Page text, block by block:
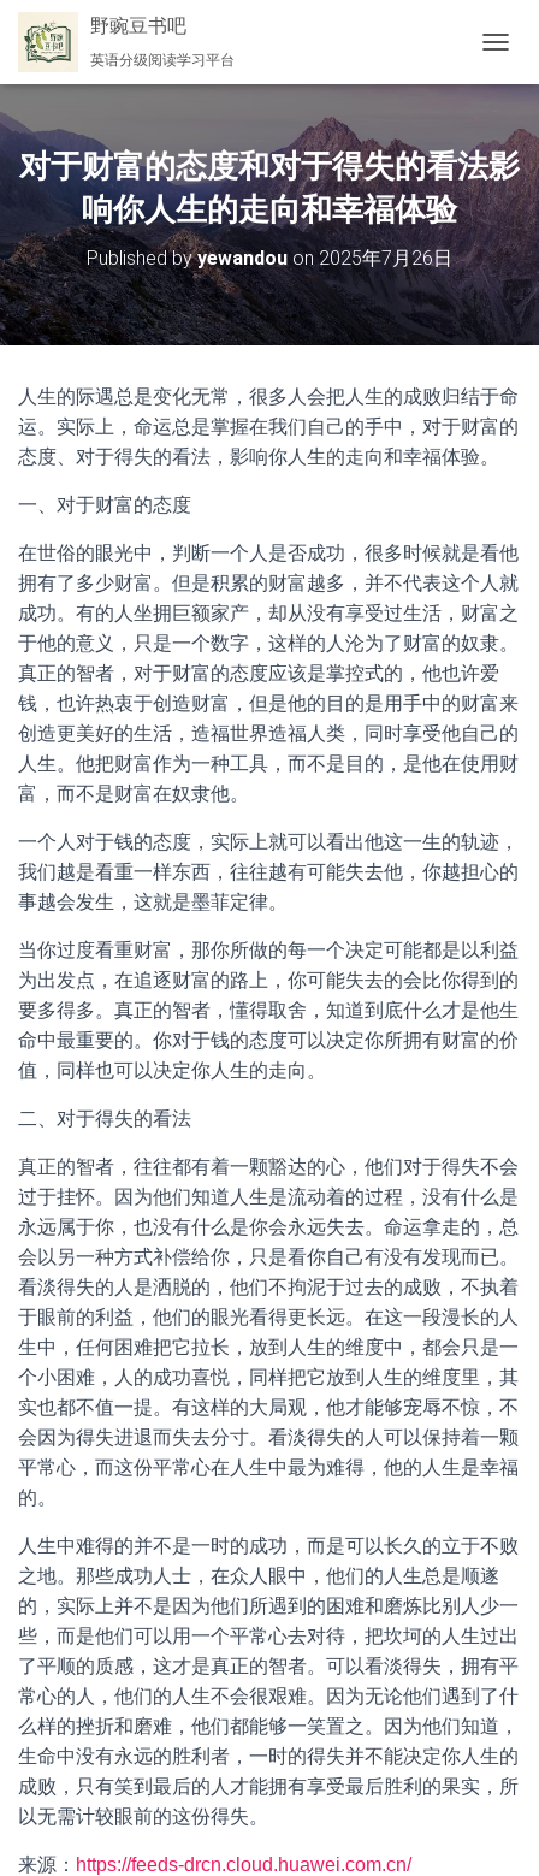
野豌豆书吧
英语分级阅读学习平台
换
对于财富的态度和对于得失的看法影
响你人生的走向和幸福体验
Published byyewandou on2025年7月26日
人生的际遇总是变化无常，很多人会把人生的成败归结于命
运。实际上，命运总是掌握在我们自己的手中，对于财富的
态度、对于得失的看法，影响你人生的走向和幸福体验。
一、对于财富的态度
在世俗的眼光中，判断一个人是否成功，很多时候就是看他
拥有了多少财富。但是积累的财富越多，并不代表这个人就
成功。有的人坐拥巨额家产，却从没有享受过生活，财富之
于他的意义，只是一个数字，这样的人沦为了财富的奴隶。
真正的智者，对于财富的态度应该是掌控式的，他也许爱
钱，也许热衷于创造财富，但是他的目的是用手中的财富来
创造更美好的生活，造福世界造福人类，同时享受他自己的
人生。他把财富作为一种工具，而不是目的，是他在使用财
富，而不是财富在奴隶他。
一个人对于钱的态度，实际上就可以看出他这一生的轨迹，
我们越是看重一样东西，往往越有可能失去他，你越担心的
事越会发生，这就是墨菲定律。
当你过度看重财富，那你所做的每一个决定可能都是以利益
为出发点，在追逐财富的路上，你可能失去的会比你得到的
要多得多。真正的智者，懂得取舍，知道到底什么才是他生
命中最重要的。你对于钱的态度可以决定你所拥有财富的价
值，同样也可以决定你人生的走向。
二、对于得失的看法
真正的智者，往往都有着一颗豁达的心，他们对于得失不会
过于挂怀。因为他们知道人生是流动着的过程，没有什么是
永远属于你，也没有什么是你会永远失去。命运拿走的，总
会以另一种方式补偿给你，只是看你自己有没有发现而已。
看淡得失的人是洒脱的，他们不拘泥于过去的成败，不执着
于眼前的利益，他们的眼光看得更长远。在这一段漫长的人
生中，任何困难把它拉长，放到人生的维度中，都会只是一
个小困难，人的成功喜悦，同样把它放到人生的维度里，其
实也都不值一提。有这样的大局观，他才能够宠辱不惊，不
会因为得失进退而失去分寸。看淡得失的人可以保持着一颗
平常心，而这份平常心在人生中最为难得，他的人生是幸福
的。
人生中难得的并不是一时的成功，而是可以长久的立于不败
之地。那些成功人士，在众人眼中，他们的人生总是顺遂
的，实际上并不是因为他们所遇到的困难和磨炼比别人少一
些，而是他们可以用一个平常心去对待，把坎坷的人生过出
了平顺的质感，这才是真正的智者。可以看淡得失，拥有平
常心的人，他们的人生不会很艰难。因为无论他们遇到了什
么样的挫折和磨难，他们都能够一笑置之。因为他们知道，
生命中没有永远的胜利者，一时的得失并不能决定你人生的
成败，只有笑到最后的人才能拥有享受最后胜利的果实，所
以无需计较眼前的这份得失。
来源： https://feeds-drcn.cloud.huawei.com.cn/